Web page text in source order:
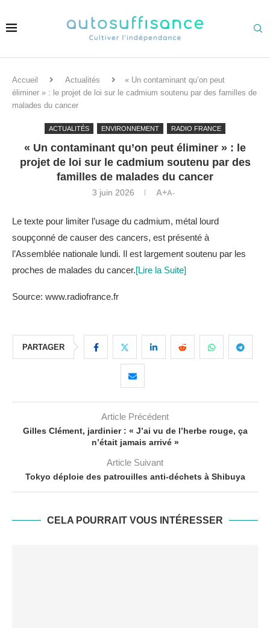
Accueil Actualités
« Un contaminant qu’on peut
éliminer » : le projet de loi sur le cadmium soutenu par des familles de
malades du cancer
ACTUALITÉS ENVIRONNEMENT RADIO FRANCE
« Un contaminant qu’on peut éliminer » : le
projet de loi sur le cadmium soutenu par des
familles de malades du cancer
3 juin 2026 A+A-
Le texte pour limiter l’usage du cadmium, métal lourd
soupçonné de causer des cancers, est présenté à
l’Assemblée nationale lundi. Il est largement soutenu par les
proches de malades du cancer.[Lire la Suite]
Source: www.radiofrance.fr
PARTAGER
Article Précédent
Gilles Clément, jardinier : « J’ai vu de l’herbe rouge, ça
n’était jamais arrivé »
Article Suivant
Tokyo déploie des patrouilles anti-déchets à Shibuya
CELA POURRAIT VOUS INTÉRESSER